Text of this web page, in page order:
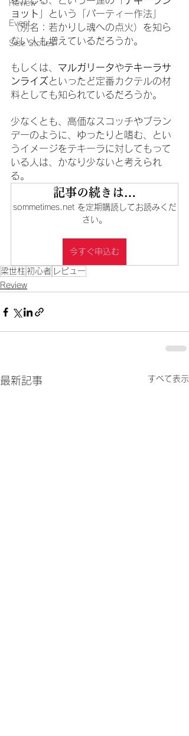
Review
Event
Side Stories
ョット
」という「パーティー作法」
（別名：若かりし魂への点火）を知ら
ない人も増えているだろうか。
もしくは、 マルガリータやテキーラサ
ンライズ といったど定番カクテルの材
料としても知られているだろうか。
少なくとも、高価なスコッチやブラン
デーのように、ゆったりと嗜む、とい
うイメージをテキーラに対してもって
いる人は、かなり少ないと考えられ
る。
記事の続きは…
sommetimes.net を定期購読してお読みくだ
さい。
今すぐ申込む
梁世柱 初心者 レビュー
Review
最新記事 すべて表示